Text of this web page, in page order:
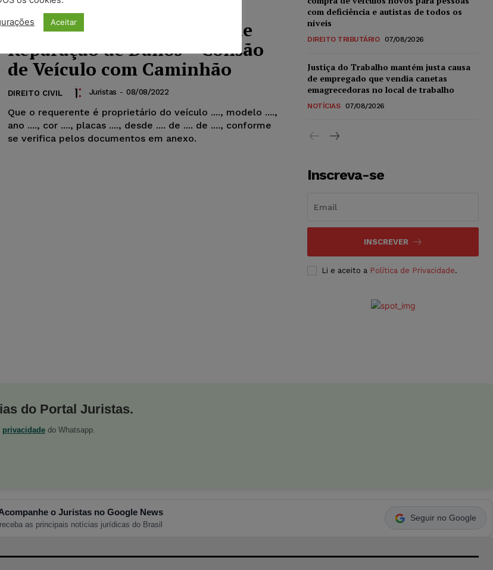
Modelo de Petição – Ação de
Reparação de Danos – Colisão
de Veículo com Caminhão
DIREITO CIVIL Juristas - 08/08/2022
Que o requerente é proprietário do veículo ...., modelo ....,
ano ...., cor ...., placas ...., desde .... de .... de ...., conforme
se verifica pelos documentos em anexo.
com deficiência e autistas de todos os
níveis
DIREITO TRIBUTÁRIO 07/08/2026
Justiça do Trabalho mantém justa causa
de empregado que vendia canetas
emagrecedoras no local de trabalho
NOTÍCIAS 07/08/2026
Inscreva-se
INSCREVER
Li e aceito a Política de Privacidade.
do Portal Juristas.
privacidade do Whatsapp.
o Juristas no Google News
receba as principais notícias jurídicas do Brasil
Seguir no Google
Aceitar